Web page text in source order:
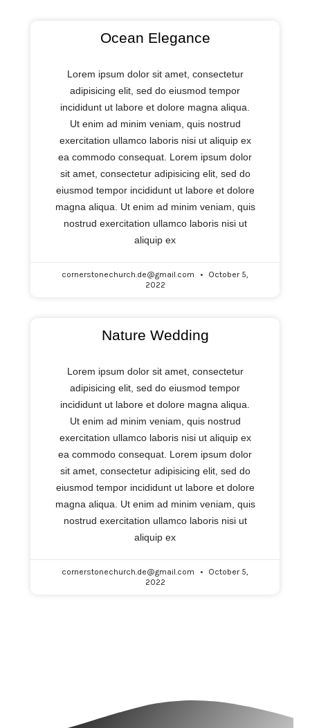
Ocean Elegance
Lorem ipsum dolor sit amet, consectetur
adipisicing elit, sed do eiusmod tempor
incididunt ut labore et dolore magna aliqua.
Ut enim ad minim veniam, quis nostrud
exercitation ullamco laboris nisi ut aliquip ex
ea commodo consequat. Lorem ipsum dolor
sit amet, consectetur adipisicing elit, sed do
eiusmod tempor incididunt ut labore et dolore
magna aliqua. Ut enim ad minim veniam, quis
nostrud exercitation ullamco laboris nisi ut
aliquip ex
cornerstonechurch.de@gmail.com
October 5,
2022
Nature Wedding
Lorem ipsum dolor sit amet, consectetur
adipisicing elit, sed do eiusmod tempor
incididunt ut labore et dolore magna aliqua.
Ut enim ad minim veniam, quis nostrud
exercitation ullamco laboris nisi ut aliquip ex
ea commodo consequat. Lorem ipsum dolor
sit amet, consectetur adipisicing elit, sed do
eiusmod tempor incididunt ut labore et dolore
magna aliqua. Ut enim ad minim veniam, quis
nostrud exercitation ullamco laboris nisi ut
aliquip ex
cornerstonechurch.de@gmail.com
October 5,
2022